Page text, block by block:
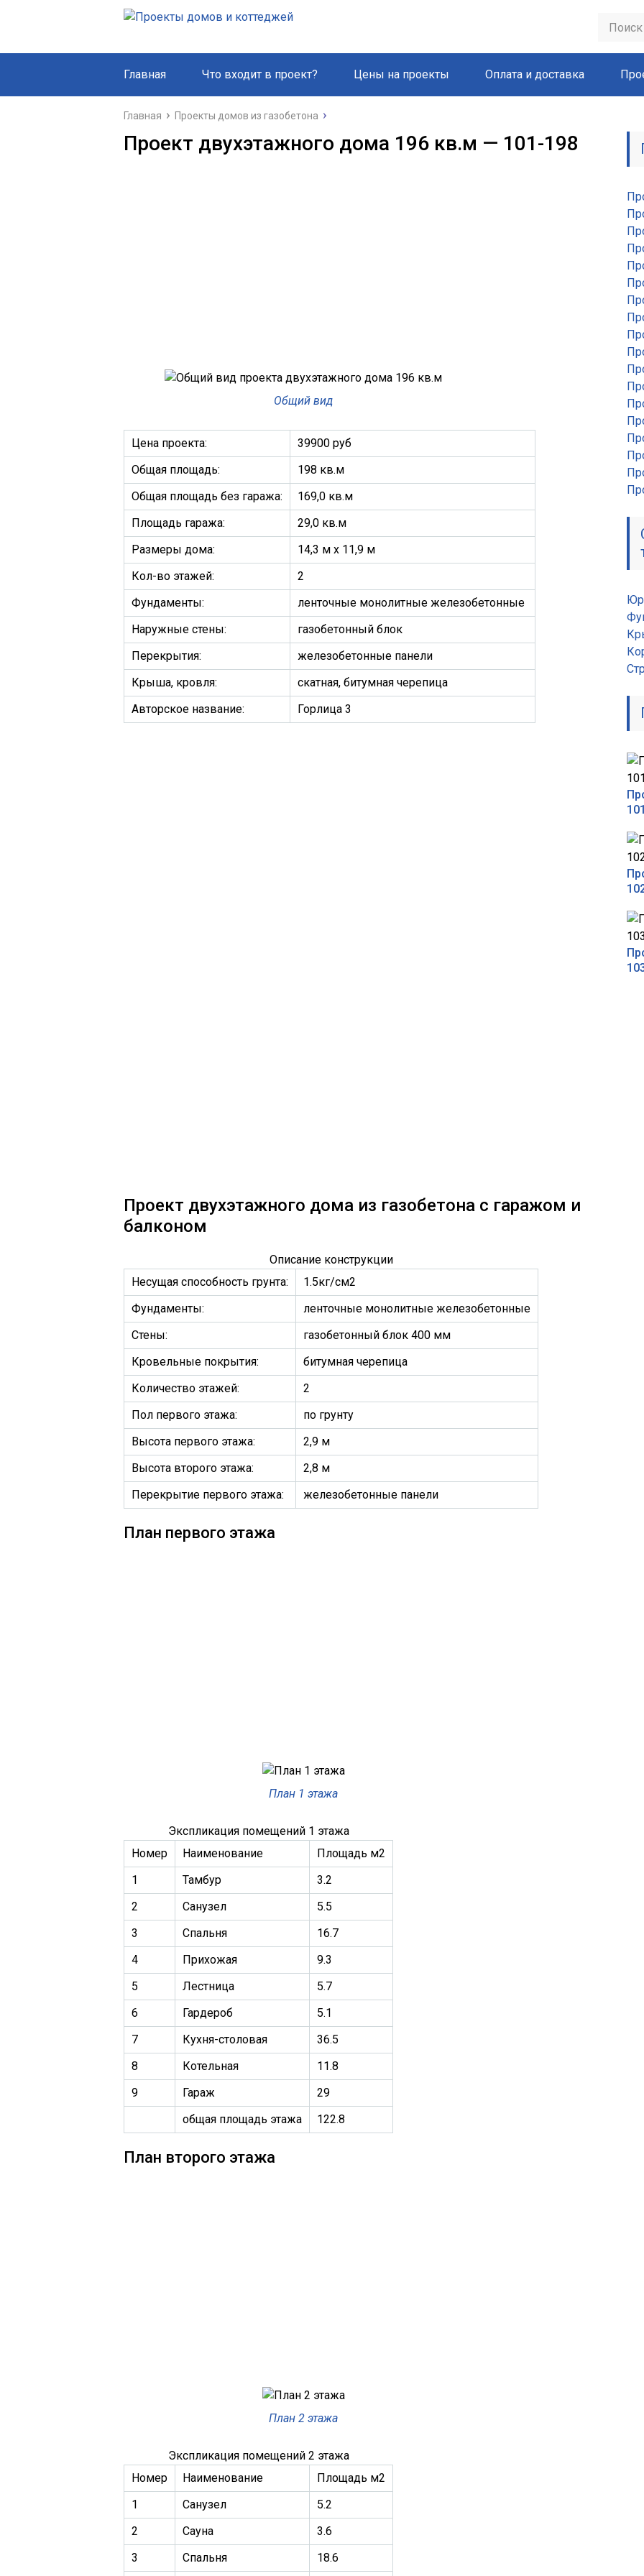
Главная Что входит в проект? Цены на проекты Оплата и доставка
Главная Проекты домов из газобетона
Проект двухэтажного дома 196 кв.м — 101-198
Общий вид
Цена проекта:
39900 руб
Общая площадь:
198 кв.м
Общая площадь без гаража:
169,0 кв.м
Площадь гаража:
29,0 кв.м
Размеры дома:
14,3 м х 11,9 м
Кол-во этажей:
2
Фундаменты:
ленточные монолитные железобетонные
Наружные стены:
газобетонный блок
Перекрытия:
железобетонные панели
Крыша, кровля:
скатная, битумная черепица
Авторское название:
Горлица 3
Проект двухэтажного дома из газобетона с гаражом и
балконом
Описание конструкции
Несущая способность грунта:
1.5кг/см2
Фундаменты:
ленточные монолитные железобетонные
Стены:
газобетонный блок 400 мм
Кровельные покрытия:
битумная черепица
Количество этажей:
2
Пол первого этажа:
по грунту
Высота первого этажа:
2,9 м
Высота второго этажа:
2,8 м
Перекрытие первого этажа:
железобетонные панели
План первого этажа
План 1 этажа
Экспликация помещений 1 этажа
Номер
Наименование
Площадь м2
1
Тамбур
3.2
2
Санузел
5.5
3
Спальня
16.7
4
Прихожая
9.3
5
Лестница
5.7
6
Гардероб
5.1
7
Кухня-столовая
36.5
8
Котельная
11.8
9
Гараж
29
общая площадь этажа
122.8
План второго этажа
План 2 этажа
Экспликация помещений 2 этажа
Номер
Наименование
Площадь м2
1
Санузел
5.2
2
Сауна
3.6
3
Спальня 18.6